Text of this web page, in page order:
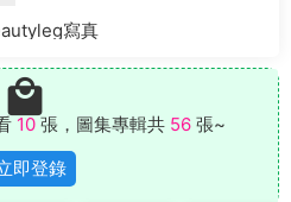
寫真
10張，圖集專輯共 56張~
即登錄